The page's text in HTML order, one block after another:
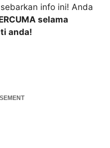
info ini! Anda
selama
anda!